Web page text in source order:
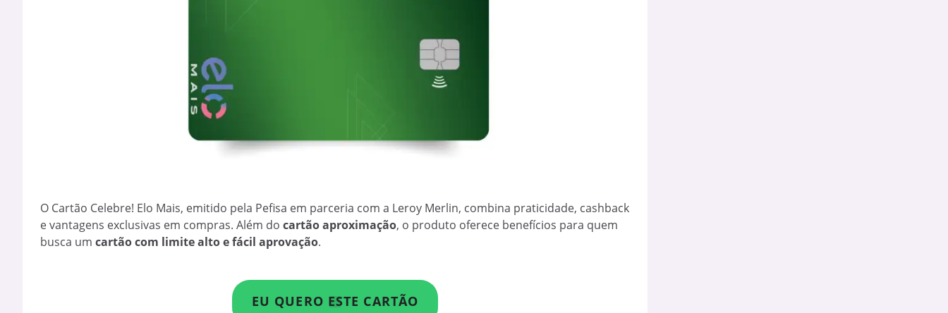
O Cartão Celebre! Elo Mais, emitido pela Pefisa em parceria com a Leroy Merlin, combina praticidade, cashback
e vantagens exclusivas em compras. Além do cartão aproximação, o produto oferece benefícios para quem
busca um cartão com limite alto e fácil aprovação.
EU QUERO ESTE CARTÃO